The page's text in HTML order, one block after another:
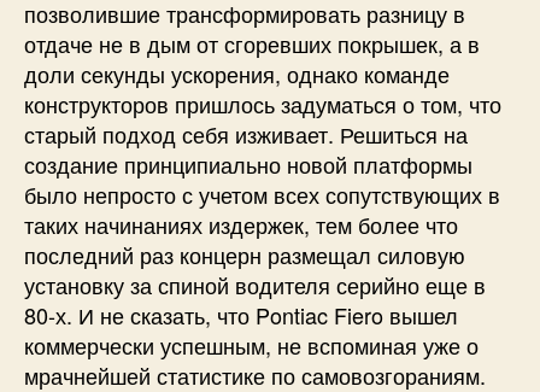
позволившие трансформировать разницу в
отдаче не в дым от сгоревших покрышек, а в
доли секунды ускорения, однако команде
конструкторов пришлось задуматься о том, что
старый подход себя изживает. Решиться на
создание принципиально новой платформы
было непросто с учетом всех сопутствующих в
таких начинаниях издержек, тем более что
последний раз концерн размещал силовую
установку за спиной водителя серийно еще в
80-х. И не сказать, что Pontiac Fiero вышел
коммерчески успешным, не вспоминая уже о
мрачнейшей статистике по самовозгораниям.